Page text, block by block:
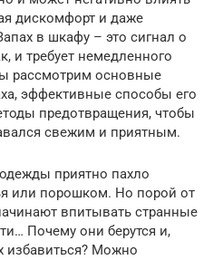
дискомфорт и даже
в шкафу – это сигнал о
и требует немедленного
рассмотрим основные
эффективные способы его
предотвращения, чтобы
свежим и приятным.
приятно пахло
или порошком. Но порой от
впитывать странные
Почему они берутся и,
избавиться? Можно